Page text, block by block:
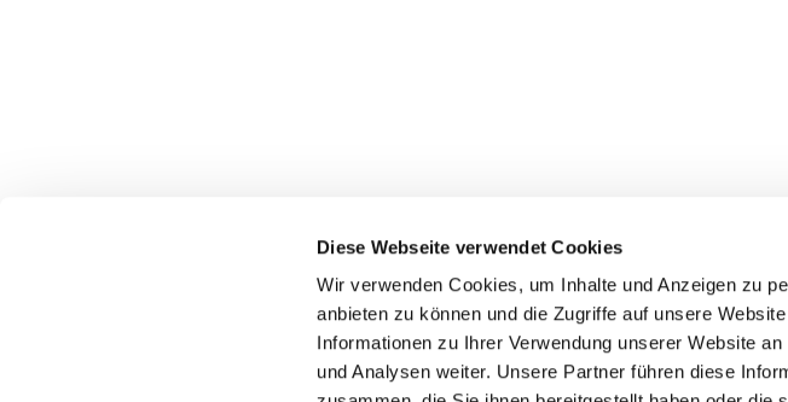
Diese Webseite verwendet Cookies
Wir verwenden Cookies, um Inhalte und Anzeigen zu
anbieten zu können und die Zugriffe auf unsere
Informationen zu Ihrer Verwendung unserer Website
und Analysen weiter. Unsere Partner führen diese
+49 2324 25488 Uhlandstraße